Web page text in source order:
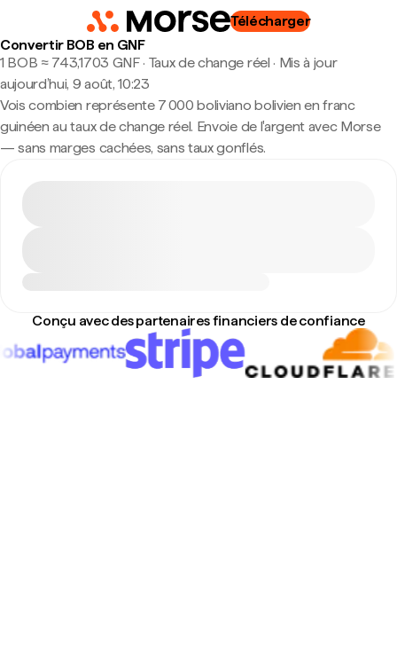
Télécharger
Convertir BOB en GNF
1 BOB ≈ 743,1703 GNF · Taux de change réel · Mis à jour
aujourd’hui, 9 août, 10:23
Vois combien représente 7 000 boliviano bolivien en franc
guinéen au taux de change réel. Envoie de l'argent avec Morse
— sans marges cachées, sans taux gonflés.
Conçu avec des partenaires financiers de confiance